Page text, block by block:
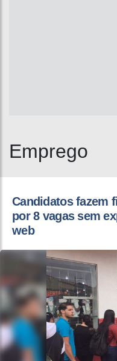
Emprego
Candidatos fazem
por 8 vagas sem
web